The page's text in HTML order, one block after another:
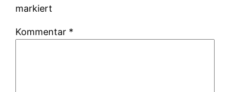
markiert
Kommentar *